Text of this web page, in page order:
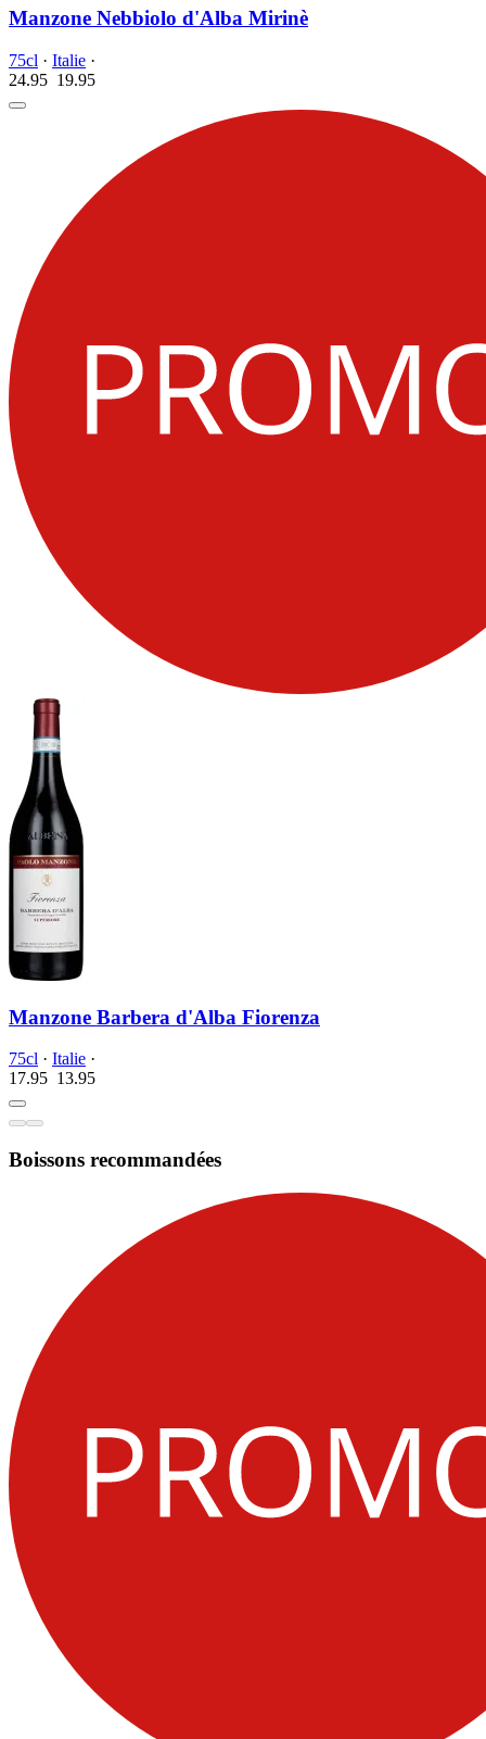
Manzone Nebbiolo d'Alba Mirinè
75cl · Italie ·
24.95 19.95
Manzone Barbera d'Alba Fiorenza
75cl · Italie ·
17.95 13.95
Boissons recommandées